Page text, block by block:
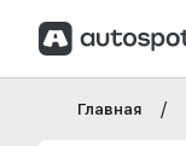
Главная